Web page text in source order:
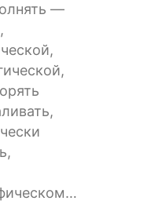
—